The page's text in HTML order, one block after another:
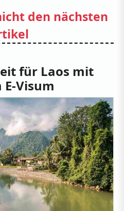
den nächsten
für Laos mit
Visum